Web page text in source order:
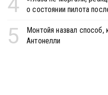
о состоянии пилота
5
Монтойя назвал
Антонелли